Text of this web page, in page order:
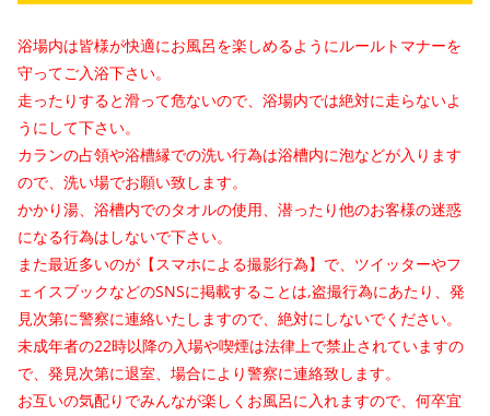
浴場内は皆様が快適にお風呂を楽しめるようにルールトマナーを
守ってご入浴下さい。
走ったりすると滑って危ないので、浴場内では絶対に走らないよ
うにして下さい。
カランの占領や浴槽縁での洗い行為は浴槽内に泡などが入ります
ので、洗い場でお願い致します。
かかり湯、浴槽内でのタオルの使用、潜ったり他のお客様の迷惑
になる行為はしないで下さい。
また最近多いのが【スマホによる撮影行為】で、ツイッターやフ
ェイスブックなどのSNSに掲載することは,盗撮行為にあたり、発
見次第に警察に連絡いたしますので、絶対にしないでください。
未成年者の22時以降の入場や喫煙は法律上で禁止されていますの
で、発見次第に退室、場合により警察に連絡致します。
お互いの気配りでみんなが楽しくお風呂に入れますので、何卒宜